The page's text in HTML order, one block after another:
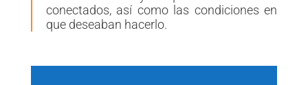
conectados, así como las condiciones en
que deseaban hacerlo.